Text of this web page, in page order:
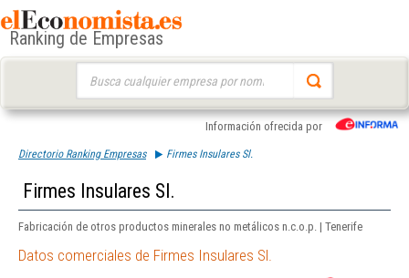
Ranking de Empresas
Información ofrecida por
Directorio Ranking Empresas Firmes Insulares Sl.
Firmes Insulares Sl.
Fabricación de otros productos minerales no metálicos n.c.o.p. | Tenerife
Datos comerciales de Firmes Insulares Sl.